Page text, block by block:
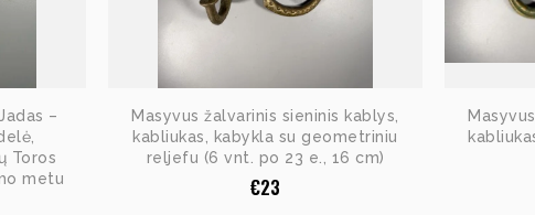
–
Toros
metu
Masyvus žalvarinis sieninis kablys,
kabliukas, kabykla su geometriniu
reljefu (6 vnt. po 23 e., 16 cm)
€23